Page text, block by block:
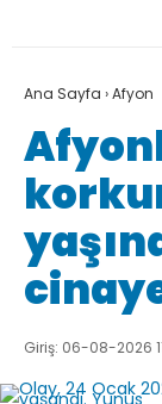
Ana Sayfa ›Afyon
Giriş: 06-08-2026